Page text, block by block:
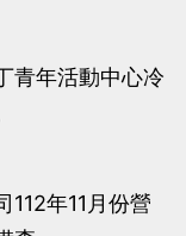
青年活動中心冷
112年11月份營